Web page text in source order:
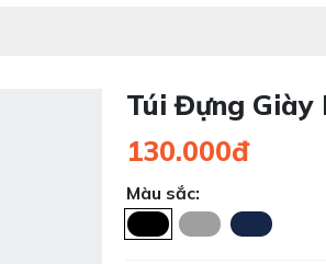
Túi Đựng Giày
130.000đ
Màu sắc: